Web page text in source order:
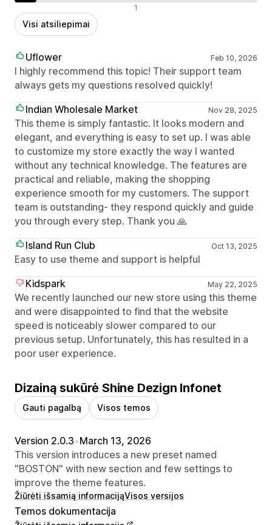
1
Visi atsiliepimai
Uflower Feb 10, 2026
I highly recommend this topic! Their support team
always gets my questions resolved quickly!
Indian Wholesale Market
Nov 28, 2025
This theme is simply fantastic. It looks modern and
elegant, and everything is easy to set up. I was able
to customize my store exactly the way I wanted
without any technical knowledge. The features are
practical and reliable, making the shopping
experience smooth for my customers. The support
team is outstanding- they respond quickly and guide
you through every step. Thank you 🙏
Island Run Club
Oct 13, 2025
Easy to use theme and support is helpful
Kidspark
May 22, 2025
We recently launched our new store using this theme
and were disappointed to find that the website
speed is noticeably slower compared to our
previous setup. Unfortunately, this has resulted in a
poor user experience.
Dizainą sukūrė Shine Dezign Infonet
Gauti pagalbą Visos temos
Version 2.0.3•March 13, 2026
This version introduces a new preset named
"BOSTON" with new section and few settings to
improve the theme features.
Žiūrėti išsamią informacijąVisos versijos
Temos dokumentacija